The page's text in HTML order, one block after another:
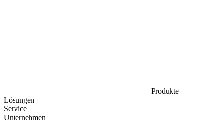
Produkte
Lösungen
Service
Unternehmen